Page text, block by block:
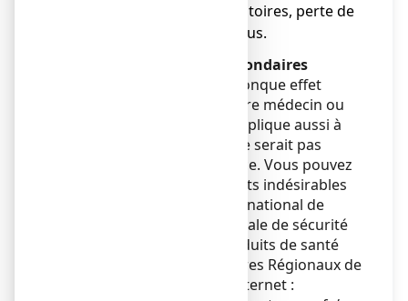
gorge, difficultés respiratoires, perte de
connaissance ou collapsus.
Déclaration des effets secondaires
Si vous ressentez un quelconque effet
indésirable, parlez-en à votre médecin ou
votre pharmacien. Ceci s’applique aussi à
tout effet indésirable qui ne serait pas
mentionné dans cette notice. Vous pouvez
également déclarer les effets indésirables
directement via le système national de
déclaration : Agence nationale de sécurité
du médicament et des produits de santé
(ANSM) et réseau des Centres Régionaux de
Pharmacovigilance - Site internet :